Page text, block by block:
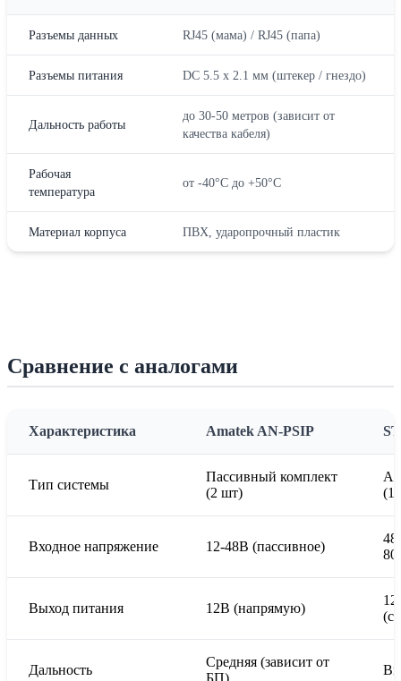
Разъемы данных RJ45 (мама) / RJ45 (папа)
Разъемы питания DC 5.5 x 2.1 мм (штекер / гнездо)
Дальность работы
до 30-50 метров (зависит от
качества кабеля)
Рабочая
температура
от -40°C до +50°C
Материал корпуса ПВХ, ударопрочный пластик
Сравнение с аналогами
Характеристика Amatek AN-PSIP
Тип системы
Пассивный комплект
(2 шт)
(1
Входное напряжение 12-48В (пассивное)
Выход питания 12В (напрямую)
Дальность
Средняя (зависит от
БП)